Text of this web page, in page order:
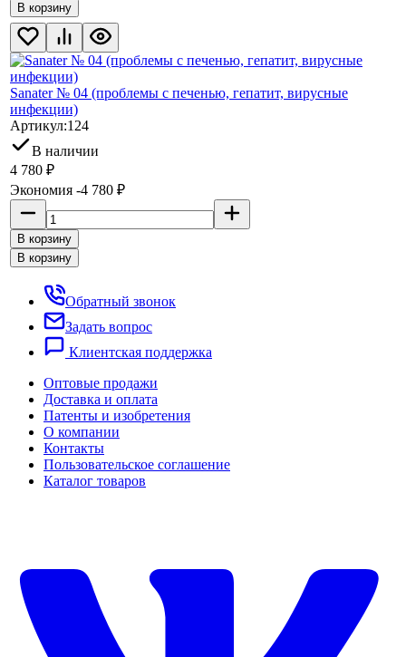
В корзину
Sanater № 04 (проблемы с печенью, гепатит, вирусные
инфекции)
Артикул:124
В наличии
4 780 ₽
Экономия -4 780 ₽
В корзину
В корзину
Обратный звонок
Задать вопрос
Клиентская поддержка
Оптовые продажи
Доставка и оплата
Патенты и изобретения
О компании
Контакты
Пользовательское соглашение
Каталог товаров